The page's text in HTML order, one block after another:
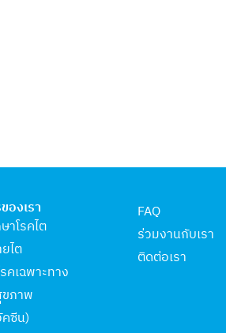
องเรา
าโรคไต
ไต
คเฉพาะทาง
ภาพ
ซีน)
FAQ
ร่วมงานกับเรา
ติดต่อเรา